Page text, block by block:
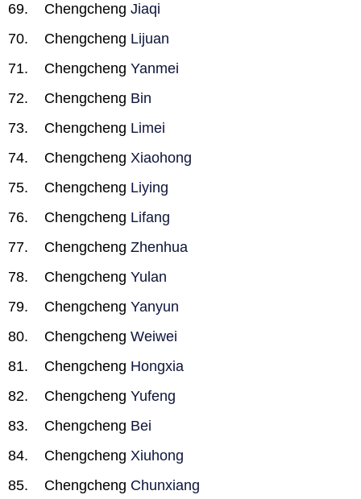
Chengcheng Jiaqi
Chengcheng Lijuan
Chengcheng Yanmei
Chengcheng Bin
Chengcheng Limei
Chengcheng Xiaohong
Chengcheng Liying
Chengcheng Lifang
Chengcheng Zhenhua
Chengcheng Yulan
Chengcheng Yanyun
Chengcheng Weiwei
Chengcheng Hongxia
Chengcheng Yufeng
Chengcheng Bei
Chengcheng Xiuhong
Chengcheng Chunxiang